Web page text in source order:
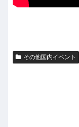
その他国内イベント